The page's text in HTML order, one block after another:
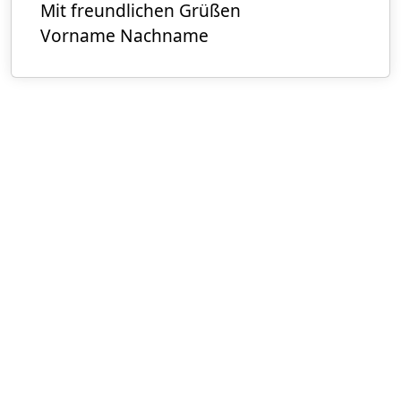
Mit freundlichen Grüßen
Vorname Nachname